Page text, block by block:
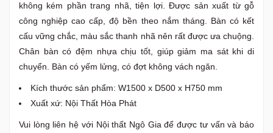
không kém phần trang nhã, tiện lợi. Được sản xuất từ gỗ
công nghiệp cao cấp, độ bền theo nắm tháng. Bàn có kết
cấu vững chắc, màu sắc thanh nhã nên rất được ưa chuộng.
Chân bàn có đệm nhựa chịu tốt, giúp giảm ma sát khi di
chuyển. Bàn có yếm lửng, có đợt không vách ngăn.
Kích thước sản phẩm: W1500 x D500 x H750 mm
Xuất xứ: Nội Thất Hòa Phát
Vui lòng liên hệ với Nội thất Ngô Gia để được tư vấn và báo